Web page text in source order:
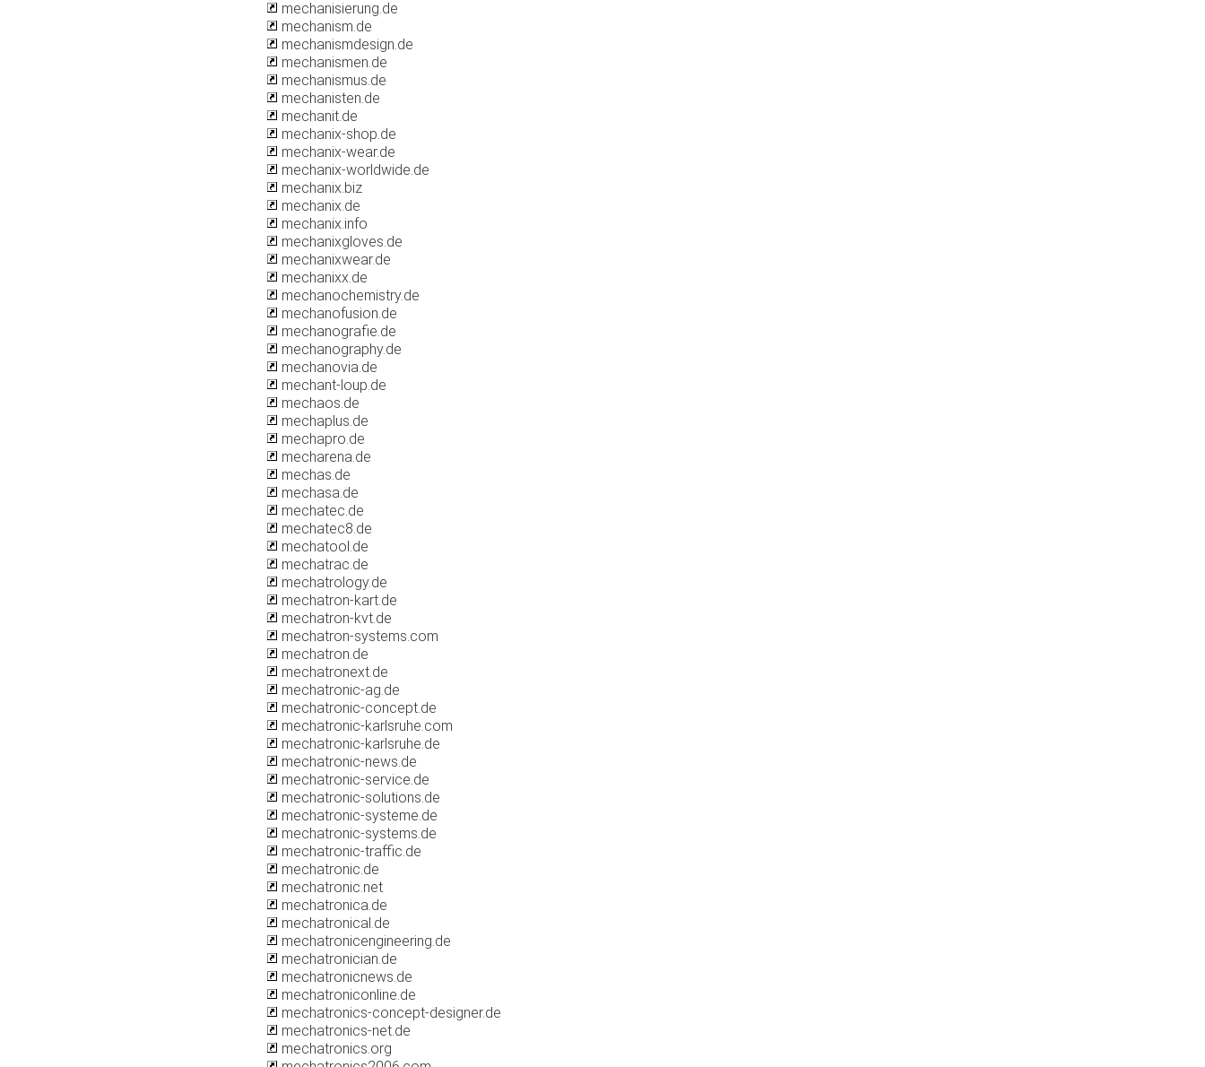
mechanisierung.de
mechanism.de
mechanismdesign.de
mechanismen.de
mechanismus.de
mechanisten.de
mechanit.de
mechanix-shop.de
mechanix-wear.de
mechanix-worldwide.de
mechanix.biz
mechanix.de
mechanix.info
mechanixgloves.de
mechanixwear.de
mechanixx.de
mechanochemistry.de
mechanofusion.de
mechanografie.de
mechanography.de
mechanovia.de
mechant-loup.de
mechaos.de
mechaplus.de
mechapro.de
mecharena.de
mechas.de
mechasa.de
mechatec.de
mechatec8.de
mechatool.de
mechatrac.de
mechatrology.de
mechatron-kart.de
mechatron-kvt.de
mechatron-systems.com
mechatron.de
mechatronext.de
mechatronic-ag.de
mechatronic-concept.de
mechatronic-karlsruhe.com
mechatronic-karlsruhe.de
mechatronic-news.de
mechatronic-service.de
mechatronic-solutions.de
mechatronic-systeme.de
mechatronic-systems.de
mechatronic-traffic.de
mechatronic.de
mechatronic.net
mechatronica.de
mechatronical.de
mechatronicengineering.de
mechatronician.de
mechatronicnews.de
mechatroniconline.de
mechatronics-concept-designer.de
mechatronics-net.de
mechatronics.org